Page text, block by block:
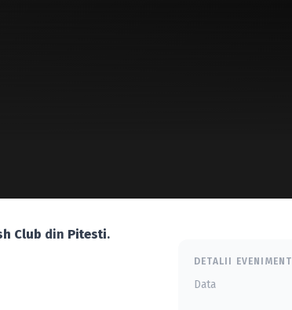
Club din Pitesti.
DETALII EVENIMENT
Data